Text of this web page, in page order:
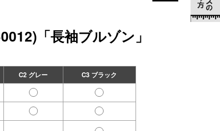
「長袖ブルゾン」
C2 グレー C3 ブラック